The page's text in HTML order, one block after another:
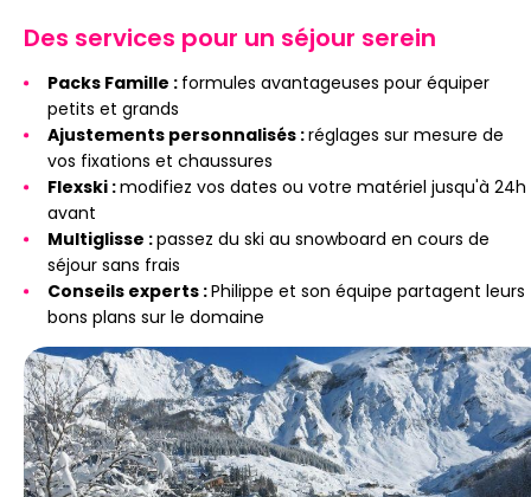
Des services pour un séjour serein
Packs Famille : formules avantageuses pour équiper
petits et grands
Ajustements personnalisés :réglages sur mesure de
vos fixations et chaussures
Flexski :modifiez vos dates ou votre matériel jusqu'à 24h
avant
Multiglisse :passez du ski au snowboard en cours de
séjour sans frais
Conseils experts :Philippe et son équipe partagent leurs
bons plans sur le domaine